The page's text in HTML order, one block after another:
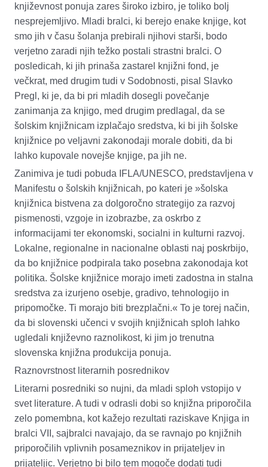
književnost ponuja zares široko izbiro, je toliko bolj
nesprejemljivo. Mladi bralci, ki berejo enake knjige, kot
smo jih v času šolanja prebirali njihovi starši, bodo
verjetno zaradi njih težko postali strastni bralci. O
posledicah, ki jih prinaša zastarel knjižni fond, je
večkrat, med drugim tudi v Sodobnosti, pisal Slavko
Pregl, ki je, da bi pri mladih dosegli povečanje
zanimanja za knjigo, med drugim predlagal, da se
šolskim knjižnicam izplačajo sredstva, ki bi jih šolske
knjižnice po veljavni zakonodaji morale dobiti, da bi
lahko kupovale novejše knjige, pa jih ne.
Zanimiva je tudi pobuda IFLA/UNESCO, predstavljena v
Manifestu o šolskih knjižnicah, po kateri je »šolska
knjižnica bistvena za dolgoročno strategijo za razvoj
pismenosti, vzgoje in izobrazbe, za oskrbo z
informacijami ter ekonomski, socialni in kulturni razvoj.
Lokalne, regionalne in nacionalne oblasti naj poskrbijo,
da bo knjižnice podpirala tako posebna zakonodaja kot
politika. Šolske knjižnice morajo imeti zadostna in stalna
sredstva za izurjeno osebje, gradivo, tehnologijo in
pripomočke. Ti morajo biti brezplačni.« To je torej način,
da bi slovenski učenci v svojih knjižnicah sploh lahko
ugledali književno raznolikost, ki jim jo trenutna
slovenska knjižna produkcija ponuja.
Raznovrstnost literarnih posrednikov
Literarni posredniki so nujni, da mladi sploh vstopijo v
svet literature. A tudi v odrasli dobi so knjižna priporočila
zelo pomembna, kot kažejo rezultati raziskave Knjiga in
bralci VII , sajbralci navajajo, da se ravnajo po knjižnih
priporočilih vplivnih posameznikov in prijateljev in
prijateljic. Verjetno bi bilo tem mogoče dodati tudi